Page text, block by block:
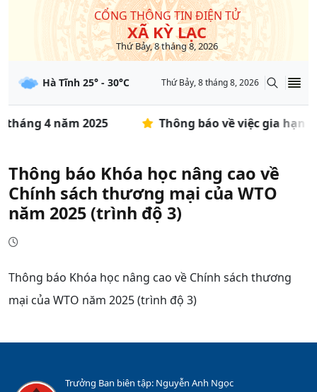
CỔNG THÔNG TIN ĐIỆN TỬ
XÃ KỲ LẠC
Thứ Bảy, 8 tháng 8, 2026
Hà Tĩnh 25° - 30°C Thứ Bảy, 8 tháng 8, 2026
4 năm 2025 Thông báo về việc gia hạn
Thông báo Khóa học nâng cao về
Chính sách thương mại của WTO
năm 2025 (trình độ 3)
Thông báo Khóa học nâng cao về Chính sách thương
mại của WTO năm 2025 (trình độ 3)
Trưởng Ban biên tập: Nguyễn Anh Ngọc